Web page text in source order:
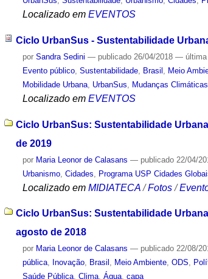
Localizado em EVENTOS
Ciclo UrbanSus - Sustentabilidade
porSandra Sedini — publicado 26/04/2018—
Evento público ,Sustentabilidade Brasil Meio
Mobilidade Urbana UrbanSus Mudanças Climáticas
Localizado em EVENTOS
Ciclo UrbanSus: Sustentabilidade
de 2019
por Maria Leonor de Calasans — publicado 22/04/
Urbanismo ,Cidades Programa USP Cidades
Localizado em MIDIATECA /Fotos /
Ciclo UrbanSus: Sustentabilidade
agosto de 2018
por Maria Leonor de Calasans — publicado 22/08/
pública, Inovação, Brasil , Meio Ambiente,ODS,
Saúde Pública,Clima,Água,capa